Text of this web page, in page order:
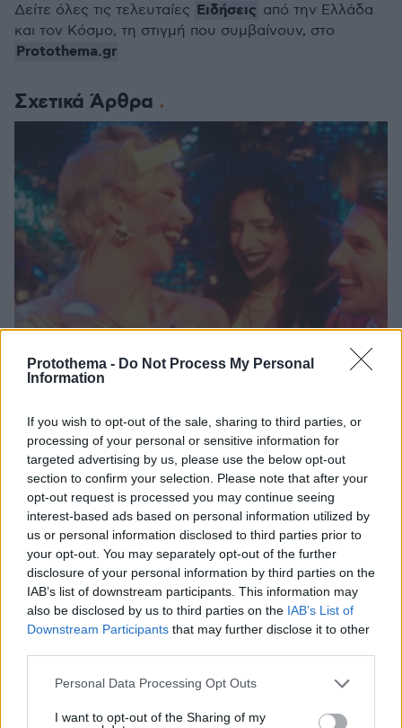
Protothema - Do Not Process My Personal
Information
If you wish to opt-out of the sale, sharing to third parties, or
processing of your personal or sensitive information for
targeted advertising by us, please use the below opt-out
section to confirm your selection. Please note that after your
opt-out request is processed you may continue seeing
interest-based ads based on personal information utilized by
us or personal information disclosed to third parties prior to
your opt-out. You may separately opt-out of the further
disclosure of your personal information by third parties on the
IAB’s list of downstream participants. This information may
also be disclosed by us to third parties on the IAB’s List of
Downstream Participants that may further disclose it to other
Please note that this website/app uses one or more Google
not limited to your visit or usage behaviour. You may click to
Personal Data Processing Opt Outs
I want to opt-out of the Sharing of my
Σχετικά Άρθρα
Μαλλιά-κουβάρια για το σποτ της Pantene
26.01.2022, 08:06
Δείτε όλες τις τελευταίες Ειδήσεις από την Ελλάδα
και τον Κόσμο, τη στιγμή που συμβαίνουν, στο
Protothema.gr